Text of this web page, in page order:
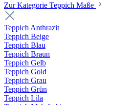
Zur Kategorie Teppich Maße
Teppich Anthrazit
Teppich Beige
Teppich Blau
Teppich Braun
Teppich Gelb
Teppich Gold
Teppich Grau
Teppich Grün
Teppich Lila